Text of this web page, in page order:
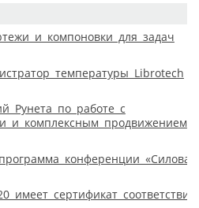
и компоновки для задач
температуры Librotech
Рунета по работе с
и комплексным продвижением
конференции «Силовая
имеет сертификат соответствия